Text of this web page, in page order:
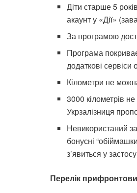
Діти старше 5
акаунт у «Дії»
За програмою
Програма
додаткові
Кілометри не
3000 кілометрів
Укрзалізниця
Невикористаний
бонусні
з’явиться у
Перелік